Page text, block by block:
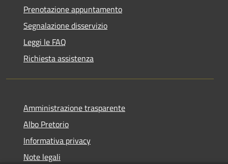
Prenotazione appuntamento
Segnalazione disservizio
Leggi le FAQ
Richiesta assistenza
Amministrazione trasparente
Albo Pretorio
Informativa privacy
Note legali